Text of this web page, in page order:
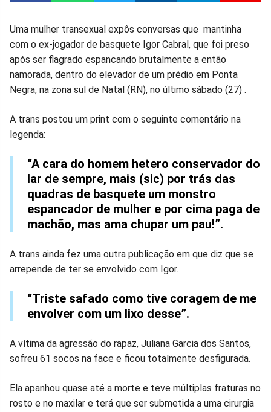
Compartilhar
no
Facebook
Compartilhar
no
Whatsapp
Compartilhar
no
Twitter
Compartilhar
no
Messenger
Compartilhar
no
TelegramGettr
Uma mulher transexual expôs conversas que mantinha
com o ex-jogador de basquete Igor Cabral, que foi preso
após ser flagrado espancando brutalmente a então
namorada, dentro do elevador de um prédio em Ponta
Negra, na zona sul de Natal (RN), no último sábado (27) .
A trans postou um print com o seguinte comentário na
legenda:
“A cara do homem hetero conservador do
lar de sempre, mais (sic) por trás das
quadras de basquete um monstro
espancador de mulher e por cima paga de
machão, mas ama chupar um pau!”.
A trans ainda fez uma outra publicação em que diz que se
arrepende de ter se envolvido com Igor.
“Triste safado como tive coragem de me
envolver com um lixo desse”.
A vítima da agressão do rapaz, Juliana Garcia dos Santos,
sofreu 61 socos na face e ficou totalmente desfigurada.
Ela apanhou quase até a morte e teve múltiplas fraturas no
rosto e no maxilar e terá que ser submetida a uma cirurgia